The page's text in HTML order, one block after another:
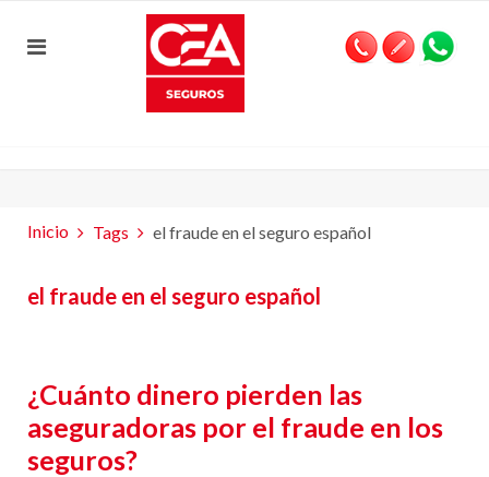
Inicio Tags el fraude en el seguro español
el fraude en el seguro español
¿Cuánto dinero pierden las
aseguradoras por el fraude en los
seguros?